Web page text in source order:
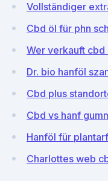
Vollständiger
Cbd öl für phn
Wer verkauft
Dr. bio hanföl
Cbd plus
Cbd vs hanf
Hanföl für
Charlottes web